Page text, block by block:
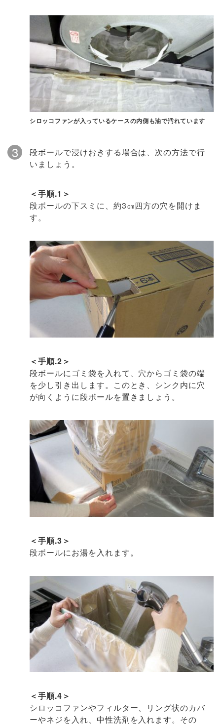
シロッコファンが入っているケースの内側も油で汚れています
3
段ボールで浸けおきする場合は、次の方法で行
いましょう。
＜手順.1＞
段ボールの下スミに、約3㎝四方の穴を開けま
す。
＜手順.2＞
段ボールにゴミ袋を入れて、穴からゴミ袋の端
を少し引き出します。このとき、シンク内に穴
が向くように段ボールを置きましょう。
＜手順.3＞
段ボールにお湯を入れます。
＜手順.4＞
シロッコファンやフィルター、リング状のカバ
ーやネジを入れ、中性洗剤を入れます。その